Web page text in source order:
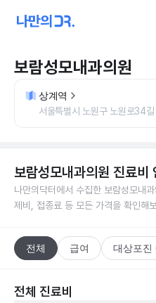
보람성모내과의원
상계역
서울특별시 노원구 노원로34
보람성모내과의원 진료비
나만의닥터에서 수집한 보람성모내과
제비, 접종료 등 모든 가격을 확인해
전체 급여 대상포진
전체 진료비